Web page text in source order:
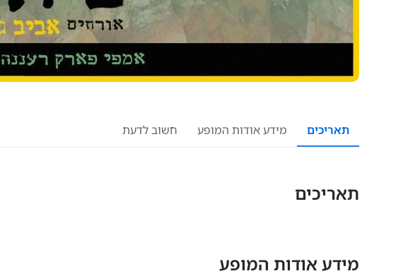
תאריכים מידע אודות המופע חשוב לדעת
תאריכים
מידע אודות המופע